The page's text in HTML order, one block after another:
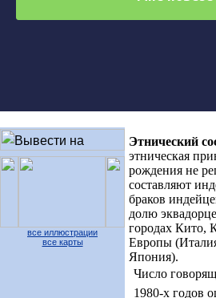
все иллюстрации
все карты
Этнический
этническая
рождения не
составляют
браков
долю
городах Кито,
Европы
Япония).
Число
1980-х годов